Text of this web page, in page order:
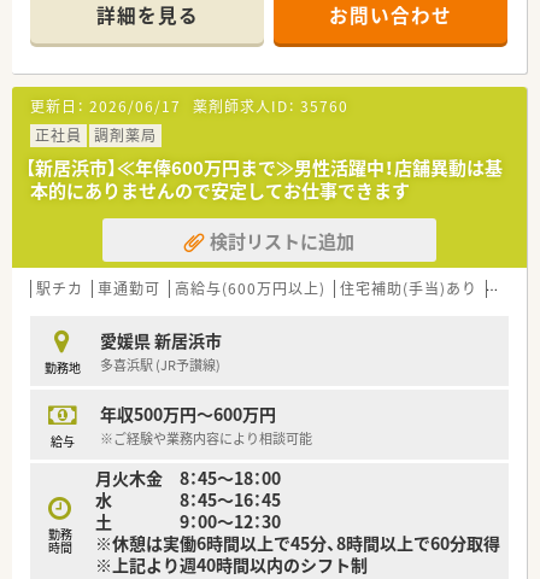
【店舗情報と応需状況について】
■中萩駅から車で10分ほどの場所に位置しており、隣接する病
院からの処方箋を主に応需しています。
■内科や外科、小児科など幅広い科目を扱っており、1日あたり
の平均処方箋枚数は80枚ほどです。
■門前病院では漢方などの東洋医学にも注力しており、多種多様
な処方箋に触れることが可能です。
【募集背景と求める人物像について】
■今回は欠員補充に伴う募集となっており、即戦力として周囲と
協力しながら働ける方を求めています。
■年齢や性別、これまでの経験は一切不問であり、患者様第一の
丁寧な対応ができる方を歓迎します。
ために柔軟に行動できる方が理想です。
【法人特徴について】
展開している安定した地元企業です。
■病院門前からクリニック門前まで幅広く対応しており、各店舗
■社長は元ドラッグストアの調剤部門で新規開局を担当してお
り、現場への理解が深いことも特徴です。
詳細を見る お問い合わせ
更新日： 2026/06/17 薬剤師求人ID： 35760
正社員
調剤薬局
【新居浜市】≪年俸600万円まで≫男性活躍中！店舗異動は基
本的にありませんので安定してお仕事できます
検討リストに追加
駅チカ 車通勤可 高給与(600万円以上) 住宅補助(手当)あり 教育
勤務地
愛媛県 新居浜市
多喜浜駅 (JR予讃線)
給与
年収500万円～600万円
※ご経験や業務内容により相談可能
勤務
時間
月火木金 8：45～18：00
水 8：45～16：45
土 9：00～12：30
※休憩は実働6時間以上で45分、8時間以上で60分取得
※上記より週40時間以内のシフト制